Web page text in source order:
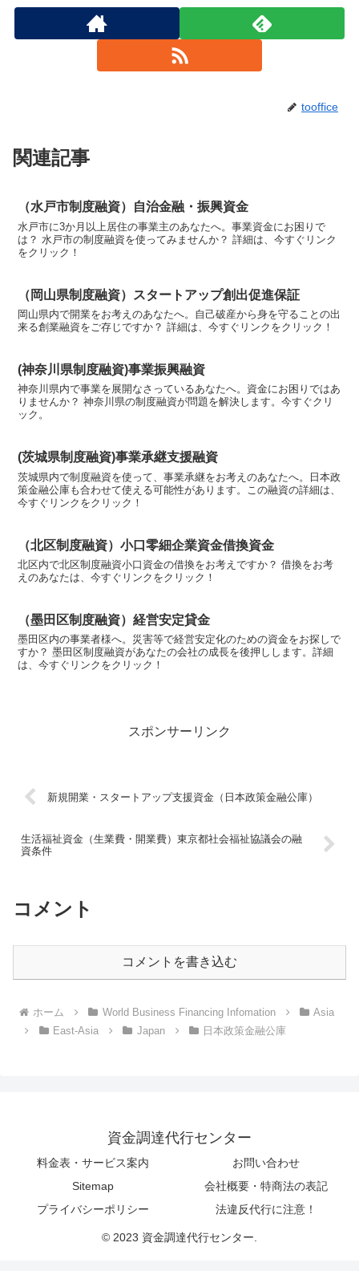
tooffice
関連記事
（水戸市制度融資）自治金融・振興資金
水戸市に3か月以上居住の事業主のあなたへ。事業資金にお困りで
は？ 水戸市の制度融資を使ってみませんか？ 詳細は、今すぐリンク
をクリック！
（岡山県制度融資）スタートアップ創出促進保証
岡山県内で開業をお考えのあなたへ。自己破産から身を守ることの出
来る創業融資をご存じですか？ 詳細は、今すぐリンクをクリック！
(神奈川県制度融資)事業振興融資
神奈川県内で事業を展開なさっているあなたへ。資金にお困りではあ
りませんか？ 神奈川県の制度融資が問題を解決します。今すぐクリ
ック。
(茨城県制度融資)事業承継支援融資
茨城県内で制度融資を使って、事業承継をお考えのあなたへ。日本政
策金融公庫も合わせて使える可能性があります。この融資の詳細は、
今すぐリンクをクリック！
（北区制度融資）小口零細企業資金借換資金
北区内で北区制度融資小口資金の借換をお考えですか？ 借換をお考
えのあなたは、今すぐリンクをクリック！
（墨田区制度融資）経営安定貸金
墨田区内の事業者様へ。災害等で経営安定化のための資金をお探しで
すか？ 墨田区制度融資があなたの会社の成長を後押しします。詳細
は、今すぐリンクをクリック！
スポンサーリンク
新規開業・スタートアップ支援資金（日本政策金融公庫）
生活福祉資金（生業費・開業費）東京都社会福祉協議会の融
資条件
コメント
コメントを書き込む
ホーム World Business Financing Infomation
Asia
East-Asia
Japan 日本政策金融公庫
資金調達代行センター
料金表・サービス案内
お問い合わせ
Sitemap
会社概要・特商法の表記
プライバシーポリシー
法違反代行に注意！
© 2023 資金調達代行センター.